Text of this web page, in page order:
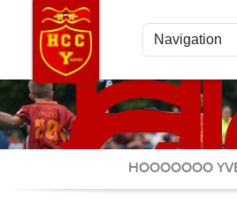
HOOOOOOO
Panneau de gestion des cookies